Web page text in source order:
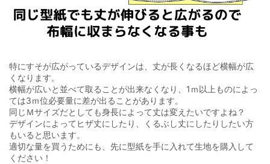
特にすそが広がっているデザインは、丈が長くなるほど横幅が広
くなります。
横幅が広いと並べて取ることが出来なくなり、1ｍ以上ものによっ
ては3ｍ位必要量に差が出ることがあります。
同じＭサイズだとしても身長によって丈は変えたいですよね？
デザインによってヒザ丈にしたり、くるぶし丈にしたりしたい方
もいると思います。
適切な量を買うためにも、先に型紙を手に入れて生地を購入して
ください！